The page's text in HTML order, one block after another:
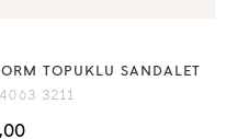
TOPUKLU SANDALET
3211